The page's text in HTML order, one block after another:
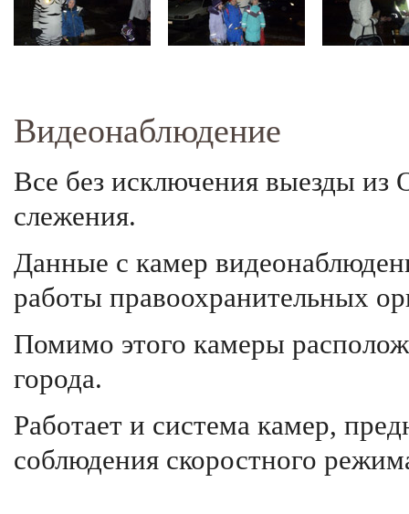
Видеонаблюдение
Все без исключения выезды из
слежения.
Данные с камер
работы правоохранительных
Помимо этого камеры
города.
Работает и система камер,
соблюдения скоростного